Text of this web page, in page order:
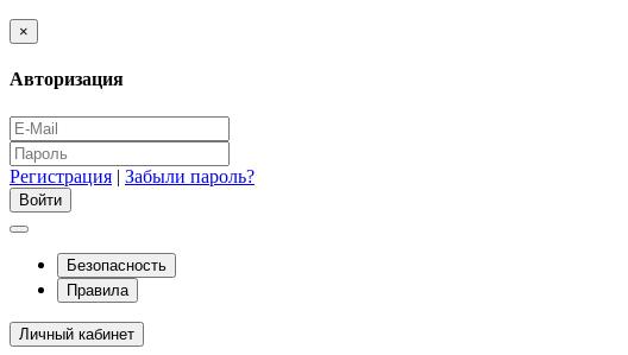
×
Авторизация
Регистрация | Забыли пароль?
Безопасность
Правила
Личный кабинет